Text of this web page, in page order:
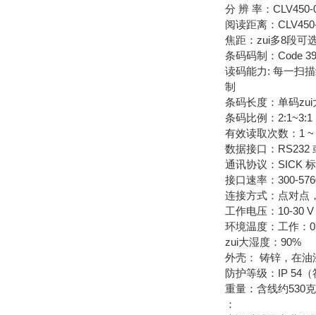
分 辨 率：
阅读距离：
焦距：zui多8段可
条码码制：Code
读码能力: 每一扫
制
条码长度：单码zui
条码比例：2:1~3:1
有效读取次数：1 ~
数据接口：RS232
通讯协议：SICK
接口速率：300-
连接方式：点对点
工作电压：10-30
环境温度：工作：
zui大湿度：90%
外壳： 铸锌，在
防护等级：IP 54
重量：含线约530
：